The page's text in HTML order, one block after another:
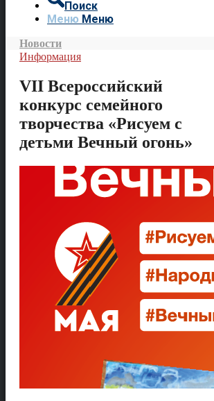
Поиск
Меню Меню
Новости
Информация
VII Всероссийский
конкурс семейного
творчества «Рисуем с
детьми Вечный огонь»